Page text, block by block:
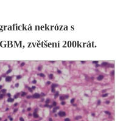
nekróza s
zvětšení 200krát.